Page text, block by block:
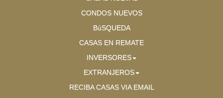
CONDOS NUEVOS
BúSQUEDA
CASAS EN REMATE
INVERSORES
EXTRANJEROS
RECIBA CASAS VIA EMAIL